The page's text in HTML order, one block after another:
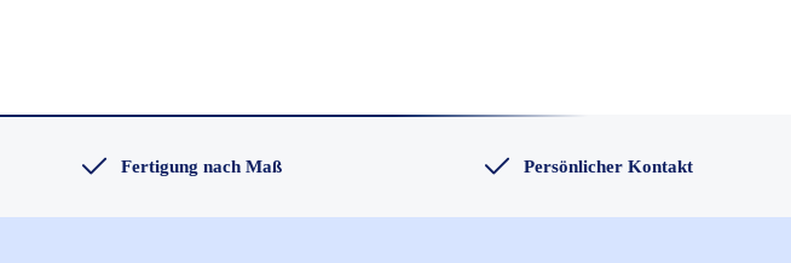
Fertigung nach Maß Persönlicher Kontakt